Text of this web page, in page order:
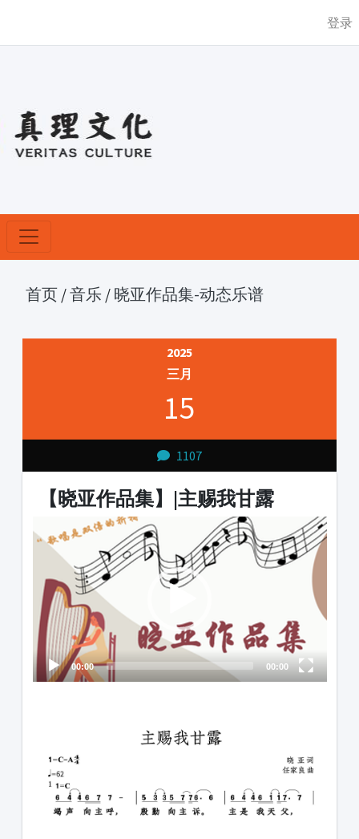
登录
首页 /音乐 / 晓亚作品集-动态乐谱
2025
三月
15
1107
【晓亚作品集】|主赐我甘露
Player
00:00 00:00